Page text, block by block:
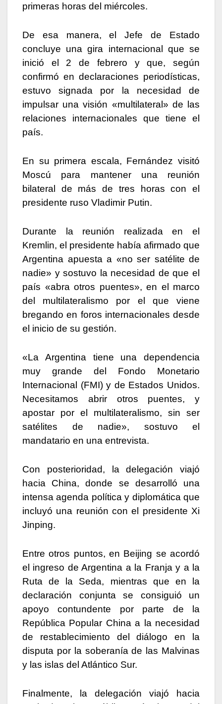
primeras horas del miércoles.
De esa manera, el Jefe de Estado
concluye una gira internacional que se
inició el 2 de febrero y que, según
confirmó en declaraciones periodísticas,
estuvo signada por la necesidad de
impulsar una visión «multilateral» de las
relaciones internacionales que tiene el
país.
En su primera escala, Fernández visitó
Moscú para mantener una reunión
bilateral de más de tres horas con el
presidente ruso Vladimir Putin.
Durante la reunión realizada en el
Kremlin, el presidente había afirmado que
Argentina apuesta a «no ser satélite de
nadie» y sostuvo la necesidad de que el
país «abra otros puentes», en el marco
del multilateralismo por el que viene
bregando en foros internacionales desde
el inicio de su gestión.
«La Argentina tiene una dependencia
muy grande del Fondo Monetario
Internacional (FMI) y de Estados Unidos.
Necesitamos abrir otros puentes, y
apostar por el multilateralismo, sin ser
satélites de nadie», sostuvo el
mandatario en una entrevista.
Con posterioridad, la delegación viajó
hacia China, donde se desarrolló una
intensa agenda política y diplomática que
incluyó una reunión con el presidente Xi
Jinping.
Entre otros puntos, en Beijing se acordó
el ingreso de Argentina a la Franja y a la
Ruta de la Seda, mientras que en la
declaración conjunta se consiguió un
apoyo contundente por parte de la
República Popular China a la necesidad
de restablecimiento del diálogo en la
disputa por la soberanía de las Malvinas
y las islas del Atlántico Sur.
Finalmente, la delegación viajó hacia